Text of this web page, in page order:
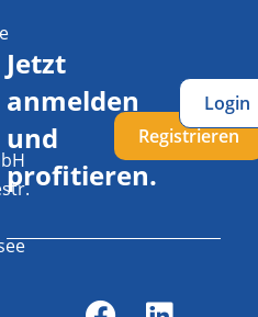
Jetzt
anmelden
und
profitieren.
Registrieren
Login